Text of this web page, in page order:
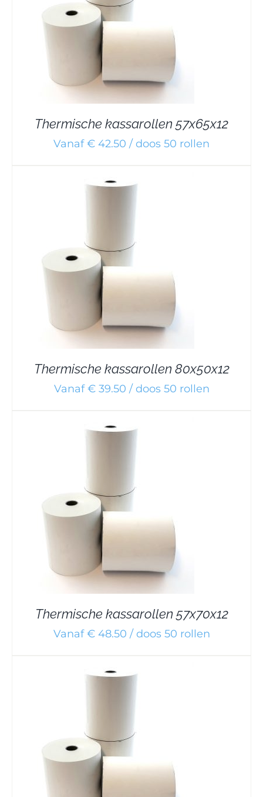
Thermische kassarollen 57x65x12
Vanaf € 42.50 / doos 50 rollen
Thermische kassarollen 80x50x12
Vanaf € 39.50 / doos 50 rollen
Thermische kassarollen 57x70x12
Vanaf € 48.50 / doos 50 rollen